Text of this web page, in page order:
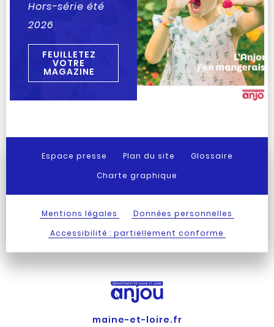
Hors-série été
2026
FEUILLETEZ
VOTRE
MAGAZINE
Espace presse Plan du site
Glossaire
Charte graphique
Mentions légales
Données personnelles
Accessibilité : partiellement conforme
maine-et-loire.fr